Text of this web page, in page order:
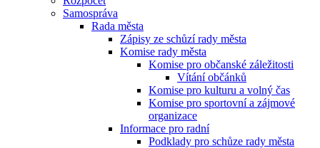
Samospráva
Rada města
Zápisy ze schůzí rady města
Komise rady města
Komise pro občanské záležitosti
Vítání občánků
Komise pro kulturu a volný čas
Komise pro sportovní a zájmové
organizace
Informace pro radní
Podklady pro schůze rady města